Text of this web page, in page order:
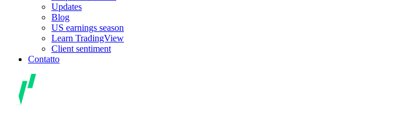
Updates
Blog
US earnings season
Learn TradingView
Client sentiment
Contatto